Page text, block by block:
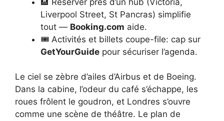
Liverpool Street, St Pancras) simplifie
tout — Booking.com aide.
🎟️ Activités et billets coupe-file: cap sur
GetYourGuide pour sécuriser l’agenda.
Le ciel se zèbre d’ailes d’Airbus et de Boeing.
Dans la cabine, l’odeur du café s’échappe, les
roues frôlent le goudron, et Londres s’ouvre
comme une scène de théâtre. Le plan de